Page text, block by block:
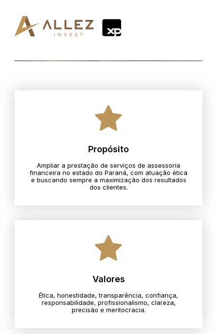
Propósito
Ampliar a prestação de serviços de assessoria
financeira no estado do Paraná, com atuação ética
e buscando sempre a maximização dos resultados
dos clientes.
Valores
Ética, honestidade, transparência, confiança,
responsabilidade, profissionalismo, clareza,
precisão e meritocracia.​